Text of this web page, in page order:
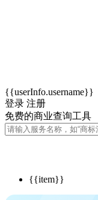
{{userInfo.username}}
登录 注册
免费的商业查询工具
{{item}}